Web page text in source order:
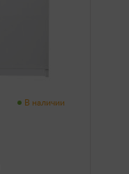
В наличии